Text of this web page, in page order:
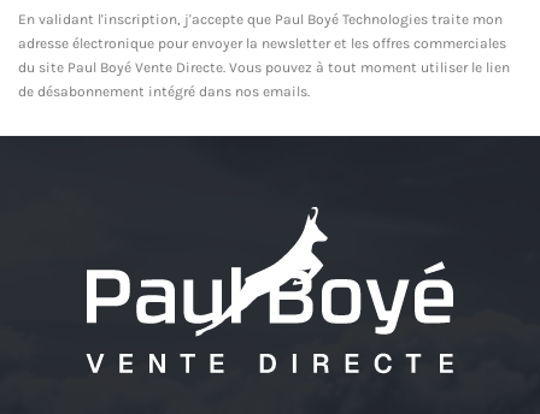
En validant l'inscription, j'accepte que Paul Boyé Technologies traite mon
adresse électronique pour envoyer la newsletter et les offres commerciales
du site Paul Boyé Vente Directe. Vous pouvez à tout moment utiliser le lien
de désabonnement intégré dans nos emails.